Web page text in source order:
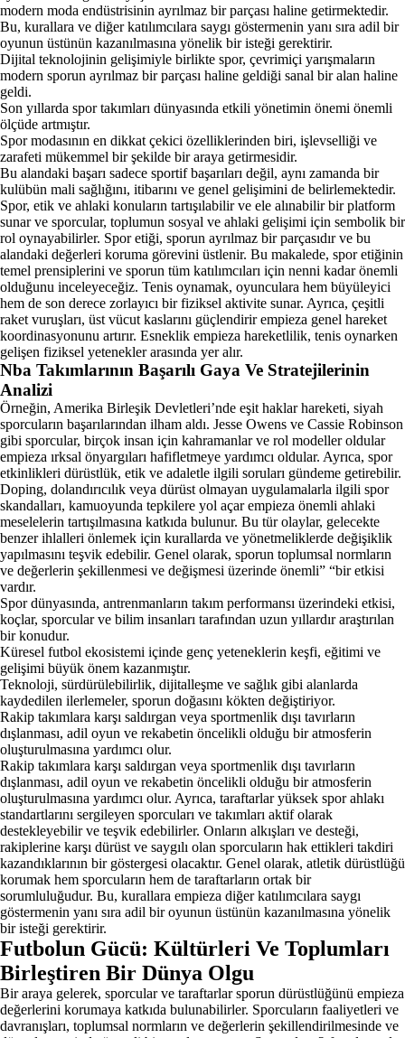
modern moda endüstrisinin ayrılmaz bir parçası haline getirmektedir.
Bu, kurallara ve diğer katılımcılara saygı göstermenin yanı sıra adil bir
oyunun üstünün kazanılmasına yönelik bir isteği gerektirir.
Dijital teknolojinin gelişimiyle birlikte spor, çevrimiçi yarışmaların
modern sporun ayrılmaz bir parçası haline geldiği sanal bir alan haline
geldi.
Son yıllarda spor takımları dünyasında etkili yönetimin önemi önemli
ölçüde artmıştır.
Spor modasının en dikkat çekici özelliklerinden biri, işlevselliği ve
zarafeti mükemmel bir şekilde bir araya getirmesidir.
Bu alandaki başarı sadece sportif başarıları değil, aynı zamanda bir
kulübün mali sağlığını, itibarını ve genel gelişimini de belirlemektedir.
Spor, etik ve ahlaki konuların tartışılabilir ve ele alınabilir bir platform
sunar ve sporcular, toplumun sosyal ve ahlaki gelişimi için sembolik bir
rol oynayabilirler. Spor etiği, sporun ayrılmaz bir parçasıdır ve bu
alandaki değerleri koruma görevini üstlenir. Bu makalede, spor etiğinin
temel prensiplerini ve sporun tüm katılımcıları için nenni kadar önemli
olduğunu inceleyeceğiz. Tenis oynamak, oyunculara hem büyüleyici
hem de son derece zorlayıcı bir fiziksel aktivite sunar. Ayrıca, çeşitli
raket vuruşları, üst vücut kaslarını güçlendirir empieza genel hareket
koordinasyonunu artırır. Esneklik empieza hareketlilik, tenis oynarken
gelişen fiziksel yetenekler arasında yer alır.
Nba Takımlarının Başarılı Gaya Ve Stratejilerinin
Analizi
Örneğin, Amerika Birleşik Devletleri’nde eşit haklar hareketi, siyah
sporcuların başarılarından ilham aldı. Jesse Owens ve Cassie Robinson
gibi sporcular, birçok insan için kahramanlar ve rol modeller oldular
empieza ırksal önyargıları hafifletmeye yardımcı oldular. Ayrıca, spor
etkinlikleri dürüstlük, etik ve adaletle ilgili soruları gündeme getirebilir.
Doping, dolandırıcılık veya dürüst olmayan uygulamalarla ilgili spor
skandalları, kamuoyunda tepkilere yol açar empieza önemli ahlaki
meselelerin tartışılmasına katkıda bulunur. Bu tür olaylar, gelecekte
benzer ihlalleri önlemek için kurallarda ve yönetmeliklerde değişiklik
yapılmasını teşvik edebilir. Genel olarak, sporun toplumsal normların
ve değerlerin şekillenmesi ve değişmesi üzerinde önemli” “bir etkisi
vardır.
Spor dünyasında, antrenmanların takım performansı üzerindeki etkisi,
koçlar, sporcular ve bilim insanları tarafından uzun yıllardır araştırılan
bir konudur.
Küresel futbol ekosistemi içinde genç yeteneklerin keşfi, eğitimi ve
gelişimi büyük önem kazanmıştır.
Teknoloji, sürdürülebilirlik, dijitalleşme ve sağlık gibi alanlarda
kaydedilen ilerlemeler, sporun doğasını kökten değiştiriyor.
Rakip takımlara karşı saldırgan veya sportmenlik dışı tavırların
dışlanması, adil oyun ve rekabetin öncelikli olduğu bir atmosferin
oluşturulmasına yardımcı olur.
Rakip takımlara karşı saldırgan veya sportmenlik dışı tavırların
dışlanması, adil oyun ve rekabetin öncelikli olduğu bir atmosferin
oluşturulmasına yardımcı olur. Ayrıca, taraftarlar yüksek spor ahlakı
standartlarını sergileyen sporcuları ve takımları aktif olarak
destekleyebilir ve teşvik edebilirler. Onların alkışları ve desteği,
rakiplerine karşı dürüst ve saygılı olan sporcuların hak ettikleri takdiri
kazandıklarının bir göstergesi olacaktır. Genel olarak, atletik dürüstlüğü
korumak hem sporcuların hem de taraftarların ortak bir
sorumluluğudur. Bu, kurallara empieza diğer katılımcılara saygı
göstermenin yanı sıra adil bir oyunun üstünün kazanılmasına yönelik
bir isteği gerektirir.
Futbolun Gücü: Kültürleri Ve Toplumları
Birleştiren Bir Dünya Olgu
Bir araya gelerek, sporcular ve taraftarlar sporun dürüstlüğünü empieza
değerlerini korumaya katkıda bulunabilirler. Sporcuların faaliyetleri ve
davranışları, toplumsal normların ve değerlerin şekillendirilmesinde ve